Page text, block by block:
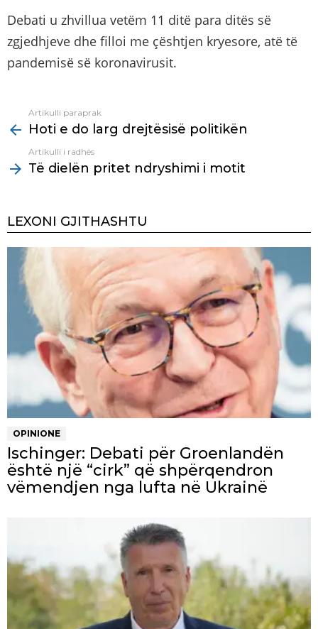
Debati u zhvillua vetëm 11 ditë para ditës së
zgjedhjeve dhe filloi me çështjen kryesore, atë të
pandemisë së koronavirusit.
more
Artikulli paraprak
Hoti e do larg drejtësisë politikën
Artikulli i radhës
Të dielën pritet ndryshimi i motit
LEXONI GJITHASHTU
OPINIONE
Ischinger: Debati për Groenlandën
është një “cirk” që shpërqendron
vëmendjen nga lufta në Ukrainë